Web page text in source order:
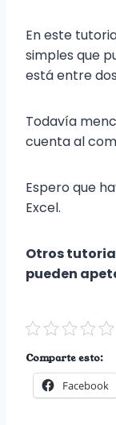
En este
simples que
está entre
Todavía
cuenta al
Espero que
Excel.
Otros
pueden
Comparte esto:
Facebook